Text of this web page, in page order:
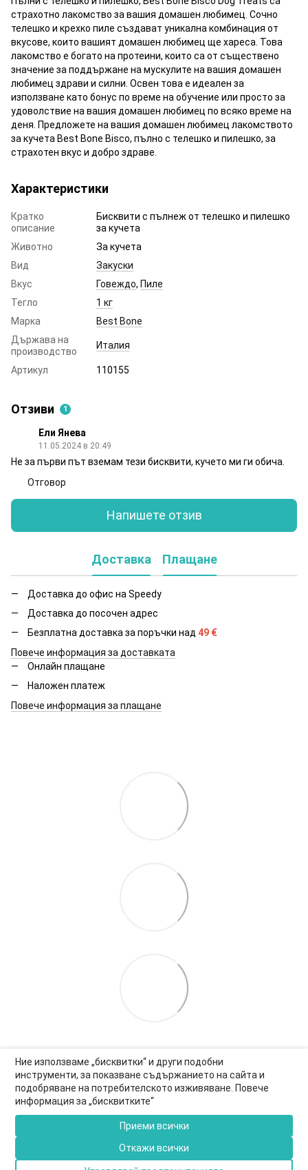
Ние използваме „бисквитки“ и други подобни
инструменти, за показване съдържанието на сайта и
подобряване на потребителското изживяване. Повече
информация за „бисквитките“
Приеми всички
Откажи всички
страхотно лакомство за вашия домашен любимец. Сочно
телешко и крехко пиле създават уникална комбинация от
вкусове, които вашият домашен любимец ще хареса. Това
лакомство е богато на протеини, които са от съществено
значение за поддържане на мускулите на вашия домашен
любимец здрави и силни. Освен това е идеален за
използване като бонус по време на обучение или просто за
удоволствие на вашия домашен любимец по всяко време на
деня. Предложете на вашия домашен любимец лакомството
за кучета Best Bone Bisco, пълно с телешко и пилешко, за
страхотен вкус и добро здраве.
Характеристики
Кратко
описание
Бисквити с пълнеж от телешко и пилешко
за кучета
Животно
За кучета
Вид
Закуски
Вкус
Говеждо, Пиле
Тегло
1 кг
Марка
Best Bone
Държава на
производство
Италия
Артикул 110155
Отзиви 1
Ели Янева
11.05.2024 в 20:49
Не за първи път вземам тези бисквити, кучето ми ги обича.
Отговор
Напишете отзив
Доставка Плащане
Доставка до офис на Speedy
Доставка до посочен адрес
Безплатна доставка за поръчки над 49 €
Повече информация за доставката
Онлайн плащане
Наложен платеж
Повече информация за плащане
0877-550-990
Информация за връзка